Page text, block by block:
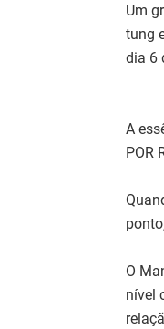
Um
tung
dia 6
A
POR
O
nível